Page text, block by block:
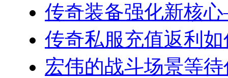
传奇装备强化新核
传奇私服充值返利
宏伟的战斗场景等